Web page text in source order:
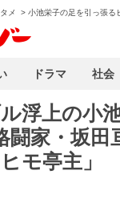
メ > 小池栄子の足を引っ張る
浮上の小
闘家・坂田
モ亭主」
ドラマ 社会